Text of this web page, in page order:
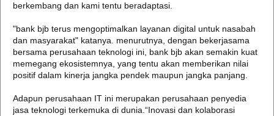
berkembang dan kami tentu beradaptasi.
"bank bjb terus mengoptimalkan layanan digital untuk nasabah
dan masyarakat" katanya. menurutnya, dengan bekerjasama
bersama perusahaan teknologi ini, bank bjb akan semakin kuat
memegang ekosistemnya, yang tentu akan memberikan nilai
positif dalam kinerja jangka pendek maupun jangka panjang.
Adapun perusahaan IT ini merupakan perusahaan penyedia
jasa teknologi terkemuka di dunia.“Inovasi dan kolaborasi